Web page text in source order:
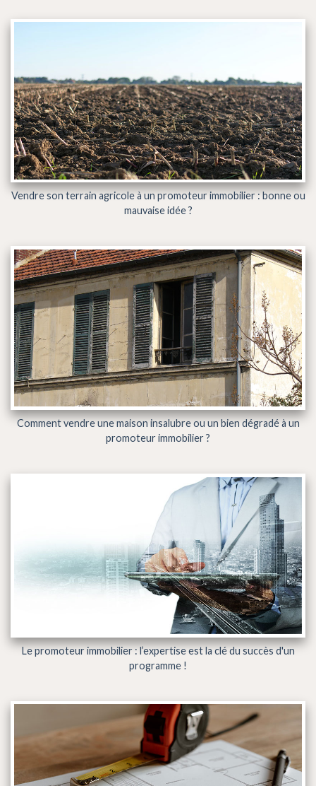
Vendre son terrain agricole à un promoteur immobilier : bonne ou
mauvaise idée ?
Comment vendre une maison insalubre ou un bien dégradé à un
promoteur immobilier ?
Le promoteur immobilier : l’expertise est la clé du succès d'un
programme !